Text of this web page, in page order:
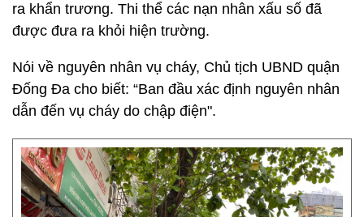
ra khẩn trương. Thi thể các nạn nhân xấu số đã
được đưa ra khỏi hiện trường.
Nói về nguyên nhân vụ cháy, Chủ tịch UBND quận
Đống Đa cho biết: “Ban đầu xác định nguyên nhân
dẫn đến vụ cháy do chập điện".